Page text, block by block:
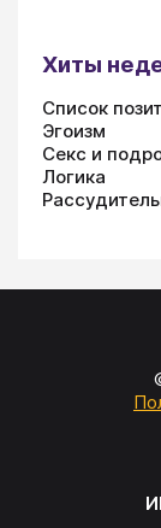
Хиты
Список
Эгоизм
Секс и
Логика